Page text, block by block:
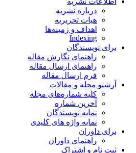
درباره نشریه
هیات تحریریه
اهداف و زمینه‌ها
Indexing
برای نویسندگان
راهنمای نگارش مقاله
راهنمای ارسال مقاله
فرم ارسال مقاله
آرشیو مجله و مقالات
کلیه شماره‌های مجله
آخرین شماره
نمایه نویسندگان
نمایه واژه های کلیدی
برای داوران
راهنمای داوران
ثبت نام و اشتراک